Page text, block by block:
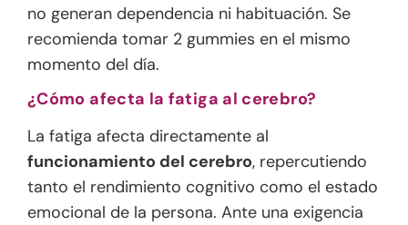
no generan dependencia ni habituación. Se
recomienda tomar 2 gummies en el mismo
momento del día.
¿Cómo afecta la fatiga al cerebro?
La fatiga afecta directamente al
funcionamiento del cerebro, repercutiendo
tanto el rendimiento cognitivo como el estado
emocional de la persona. Ante una exigencia